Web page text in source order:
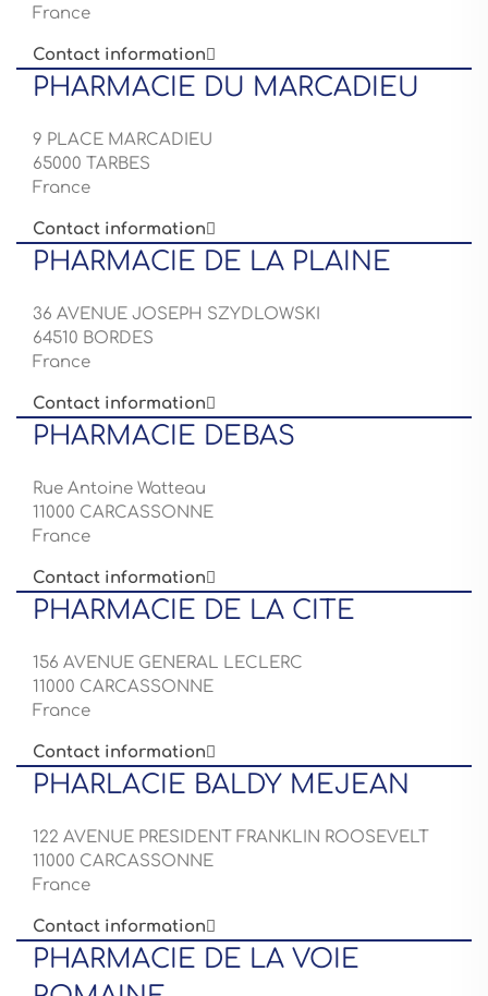
France
Contact information
PHARMACIE DU MARCADIEU
9 PLACE MARCADIEU
65000 TARBES
France
Contact information
PHARMACIE DE LA PLAINE
36 AVENUE JOSEPH SZYDLOWSKI
64510 BORDES
France
Contact information
PHARMACIE DEBAS
Rue Antoine Watteau
11000 CARCASSONNE
France
Contact information
PHARMACIE DE LA CITE
156 AVENUE GENERAL LECLERC
11000 CARCASSONNE
France
Contact information
PHARLACIE BALDY MEJEAN
122 AVENUE PRESIDENT FRANKLIN ROOSEVELT
11000 CARCASSONNE
France
Contact information
PHARMACIE DE LA VOIE